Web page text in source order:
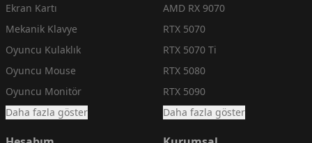
Ekran Kartı
Mekanik Klavye
Oyuncu Kulaklık
Oyuncu Mouse
Oyuncu Monitör
Daha fazla göster
AMD RX 9070
RTX 5070
RTX 5070 Ti
RTX 5080
RTX 5090
Daha fazla göster